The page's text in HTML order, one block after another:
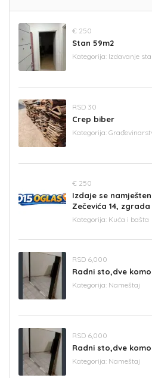
€ 250
Stan 59m2
Kategorija: Izdavanje
RSD 30
Crep biber
Kategorija:
€ 250
Izdaje se
Zečevića 14, zgrada
Kategorija: Kuća i bašta
RSD 6,000
Radni sto,dve
Kategorija: Nameštaj
RSD 6,000
Radni sto,dve
Kategorija: Nameštaj